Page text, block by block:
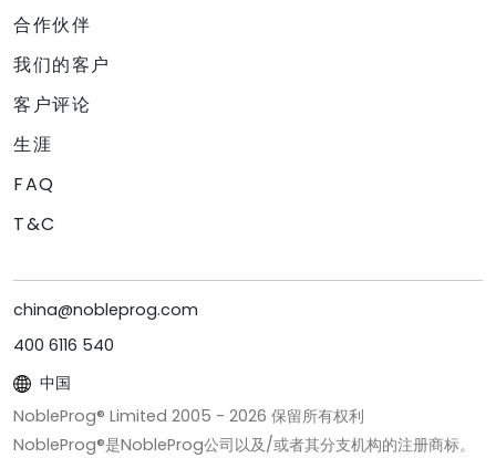
合作伙伴
我们的客户
客户评论
生涯
FAQ
T&C
china@nobleprog.com
400 6116 540
中国
NobleProg® Limited 2005 - 2026 保留所有权利
NobleProg®是NobleProg公司以及/或者其分支机构的注册商标。